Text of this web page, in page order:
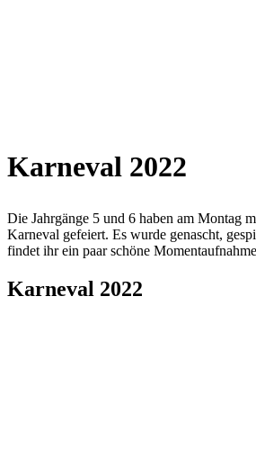
Karneval 2022
Die Jahrgänge 5 und 6 haben am Montag
Karneval gefeiert. Es wurde genascht,
findet ihr ein paar schöne
Karneval 2022